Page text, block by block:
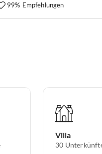
99% Empfehlungen
Villa
30